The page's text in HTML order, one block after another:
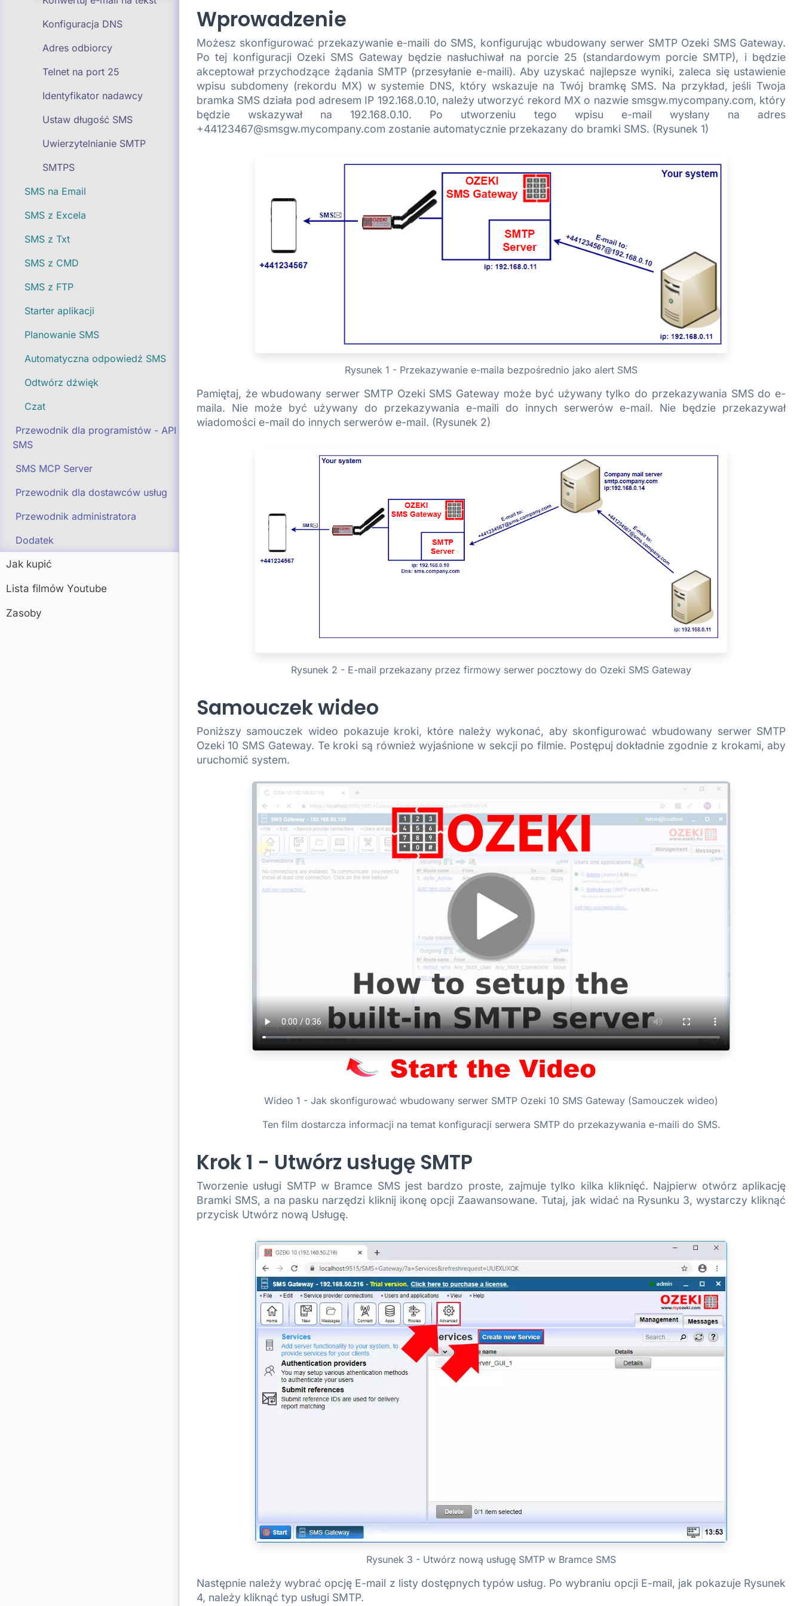
Konfiguracja DNS
Adres odbiorcy
Telnet na port 25
Identyfikator nadawcy
Ustaw długość SMS
Uwierzytelnianie SMTP
SMTPS
SMS na Email
SMS z Excela
SMS z Txt
SMS z CMD
SMS z FTP
Starter aplikacji
Planowanie SMS
Automatyczna odpowiedź SMS
Odtwórz dźwięk
Czat
Przewodnik dla programistów - API
SMS
SMS MCP Server
Przewodnik dla dostawców usług
Przewodnik administratora
Dodatek
Jak kupić
Lista filmów Youtube
Zasoby
Wprowadzenie
Możesz skonfigurować przekazywanie e-maili do SMS, konfigurując wbudowany serwer SMTP Ozeki SMS Gateway.
Po tej konfiguracji Ozeki SMS Gateway będzie nasłuchiwał na porcie 25 (standardowym porcie SMTP), i będzie
akceptował przychodzące żądania SMTP (przesyłanie e-maili). Aby uzyskać najlepsze wyniki, zaleca się ustawienie
wpisu subdomeny (rekordu MX) w systemie DNS, który wskazuje na Twój bramkę SMS. Na przykład, jeśli Twoja
bramka SMS działa pod adresem IP 192.168.0.10, należy utworzyć rekord MX o nazwie smsgw.mycompany.com, który
będzie wskazywał na 192.168.0.10. Po utworzeniu tego wpisu e-mail wysłany na adres
+44123467@smsgw.mycompany.com zostanie automatycznie przekazany do bramki SMS. (Rysunek 1)
Rysunek 1 - Przekazywanie e-maila bezpośrednio jako alert SMS
Pamiętaj, że wbudowany serwer SMTP Ozeki SMS Gateway może być używany tylko do przekazywania SMS do e-
maila. Nie może być używany do przekazywania e-maili do innych serwerów e-mail. Nie będzie przekazywał
wiadomości e-mail do innych serwerów e-mail. (Rysunek 2)
Rysunek 2 - E-mail przekazany przez firmowy serwer pocztowy do Ozeki SMS Gateway
Samouczek wideo
Poniższy samouczek wideo pokazuje kroki, które należy wykonać, aby skonfigurować wbudowany serwer SMTP
Ozeki 10 SMS Gateway. Te kroki są również wyjaśnione w sekcji po filmie. Postępuj dokładnie zgodnie z krokami, aby
uruchomić system.
Wideo 1 - Jak skonfigurować wbudowany serwer SMTP Ozeki 10 SMS Gateway (Samouczek wideo)
Ten film dostarcza informacji na temat konfiguracji serwera SMTP do przekazywania e-maili do SMS.
Krok 1 - Utwórz usługę SMTP
Tworzenie usługi SMTP w Bramce SMS jest bardzo proste, zajmuje tylko kilka kliknięć. Najpierw otwórz aplikację
Bramki SMS, a na pasku narzędzi kliknij ikonę opcji Zaawansowane. Tutaj, jak widać na Rysunku 3, wystarczy kliknąć
przycisk Utwórz nową Usługę.
Rysunek 3 - Utwórz nową usługę SMTP w Bramce SMS
Następnie należy wybrać opcję E-mail z listy dostępnych typów usług. Po wybraniu opcji E-mail, jak pokazuje Rysunek
4, należy kliknąć typ usługi SMTP.